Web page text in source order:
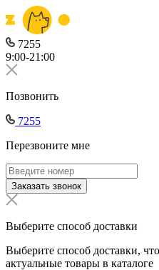
7255
9:00-21:00
Позвонить
7255
Перезвоните мне
Заказать звонок
Выберите способ доставки
Выберите способ доставки,
актуальные товары в каталоге